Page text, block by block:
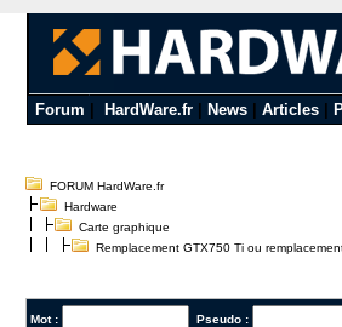
Forum HardWare.fr| News| Articles|
FORUM HardWare.fr
Hardware
Carte graphique
Remplacement GTX750 Ti ou
Mot : Pseudo :